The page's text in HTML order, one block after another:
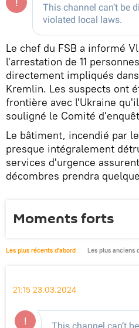
Le chef du FSB a informé
l'arrestation de 11
directement impliqués
Kremlin. Les suspects ont
frontière avec l'Ukraine
souligné le Comité
Le bâtiment, incendié par
presque intégralement
services d'urgence
décombres prendra
Moments forts
Les plus récents d'abord Les plus anciens
21:15 23.03.2024